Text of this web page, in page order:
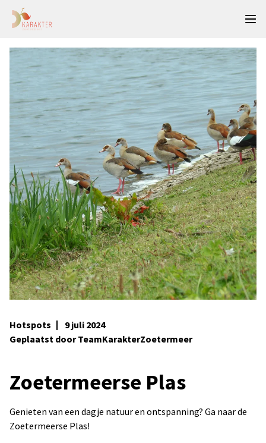
Hotspots
9 juli 2024
Geplaatst door TeamKarakterZoetermeer
Zoetermeerse Plas
Genieten van een dagje natuur en ontspanning? Ga naar de
Zoetermeerse Plas!